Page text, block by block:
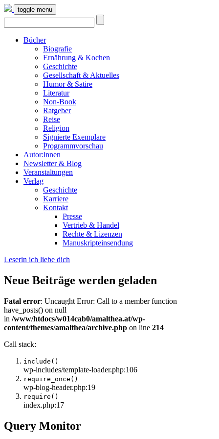
toggle menu
Bücher
Biografie
Ernährung & Kochen
Geschichte
Gesellschaft & Aktuelles
Humor & Satire
Literatur
Non-Book
Ratgeber
Reise
Religion
Signierte Exemplare
Programmvorschau
Autor:innen
Newsletter & Blog
Veranstaltungen
Verlag
Geschichte
Karriere
Kontakt
Presse
Vertrieb & Handel
Rechte & Lizenzen
Manuskripteinsendung
Leserin ich liebe dich
Neue Beiträge werden geladen
Fatal error: Uncaught Error: Call to a member function
have_posts() on null
in /www/htdocs/w014cab0/amalthea.at/wp-
content/themes/amalthea/archive.php on line 214
Call stack:
include()
wp-includes/template-loader.php:106
require_once()
wp-blog-header.php:19
require()
index.php:17
Query Monitor